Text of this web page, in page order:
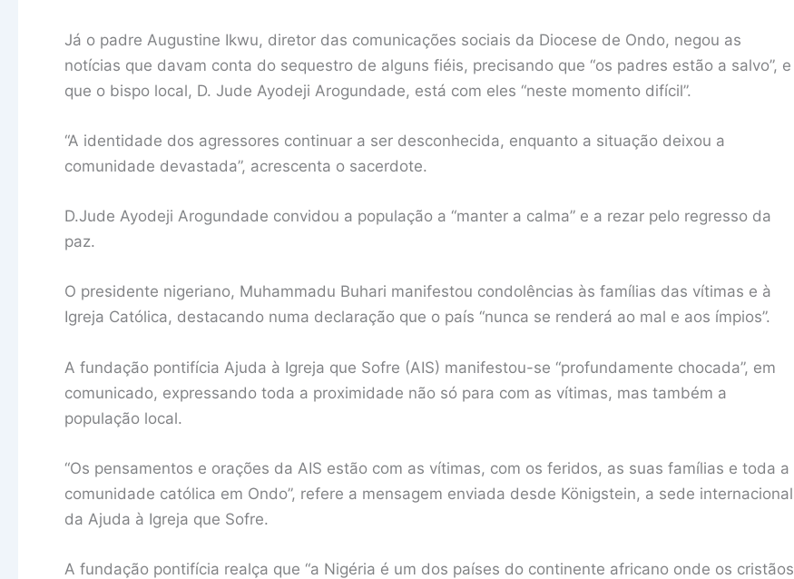
Já o padre Augustine Ikwu, diretor das comunicações sociais da Diocese de Ondo, negou as
notícias que davam conta do sequestro de alguns fiéis, precisando que “os padres estão a salvo”, e
que o bispo local, D. Jude Ayodeji Arogundade, está com eles “neste momento difícil”.
“A identidade dos agressores continuar a ser desconhecida, enquanto a situação deixou a
comunidade devastada”, acrescenta o sacerdote.
D.Jude Ayodeji Arogundade convidou a população a “manter a calma” e a rezar pelo regresso da
paz.
O presidente nigeriano, Muhammadu Buhari manifestou condolências às famílias das vítimas e à
Igreja Católica, destacando numa declaração que o país “nunca se renderá ao mal e aos ímpios”.
A fundação pontifícia Ajuda à Igreja que Sofre (AIS) manifestou-se “profundamente chocada”, em
comunicado, expressando toda a proximidade não só para com as vítimas, mas também a
população local.
“Os pensamentos e orações da AIS estão com as vítimas, com os feridos, as suas famílias e toda a
comunidade católica em Ondo”, refere a mensagem enviada desde Königstein, a sede internacional
da Ajuda à Igreja que Sofre.
A fundação pontifícia realça que “a Nigéria é um dos países do continente africano onde os cristãos